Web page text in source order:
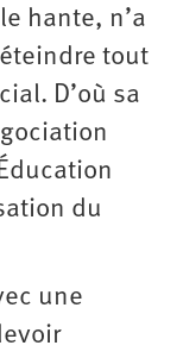
hante, n’a
tout
D’où sa
du
une